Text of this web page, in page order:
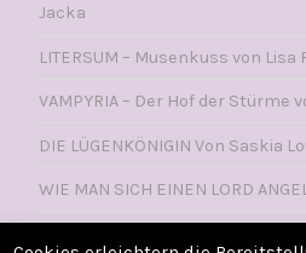
Jacka
LITERSUM – Musenkuss von
VAMPYRIA – Der Hof der Stürme
DIE LÜGENKÖNIGIN Von Saskia
WIE MAN SICH EINEN LORD